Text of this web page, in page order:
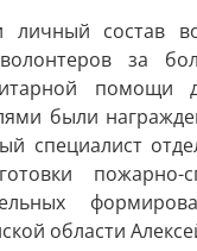
личный состав
волонтеров за
помощи
были
специалист
пожарно-
области